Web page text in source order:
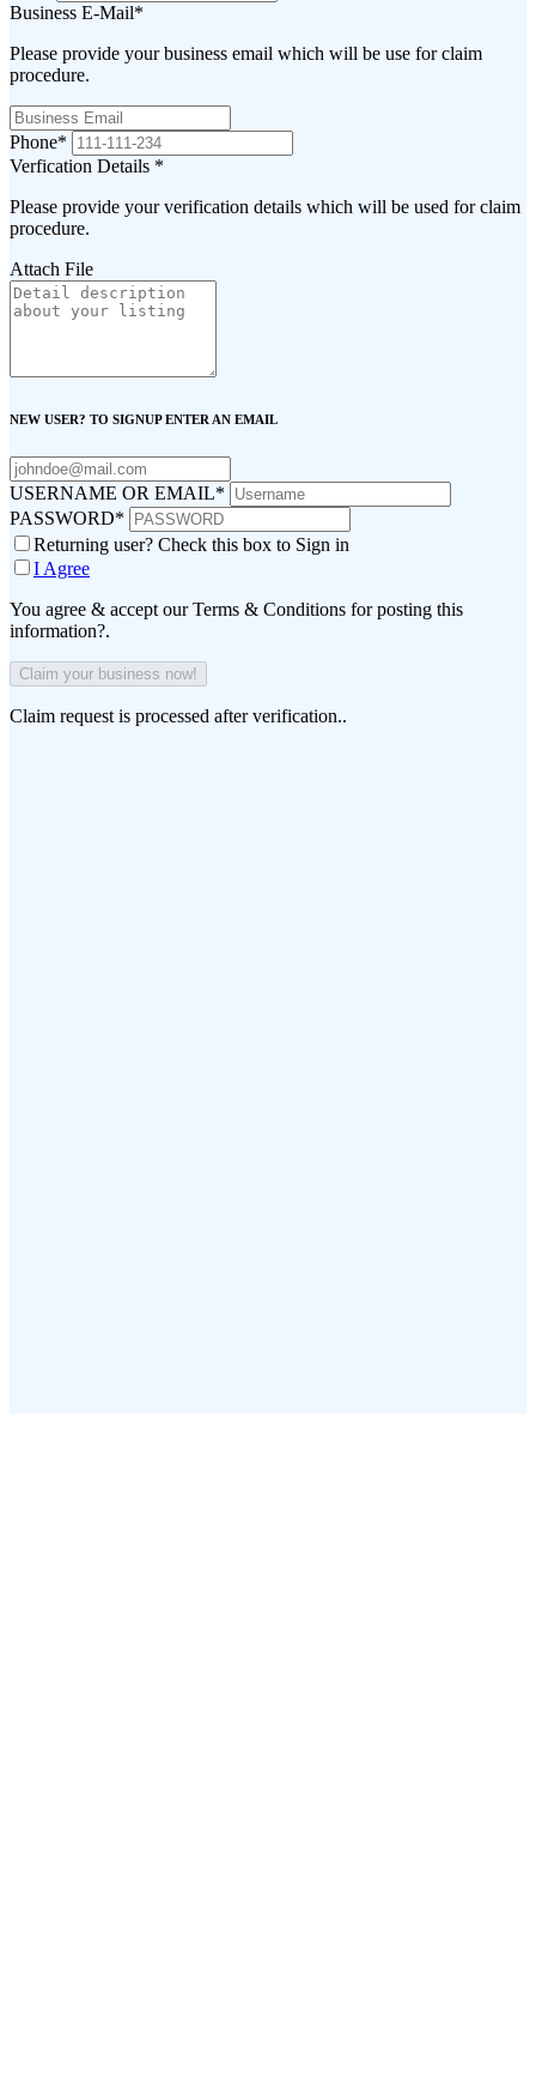
Business E-Mail*
Please provide your business email which will be use for claim
procedure.
Phone*
Verfication Details *
Please provide your verification details which will be used for claim
procedure.
Attach File
NEW USER? TO SIGNUP ENTER AN EMAIL
USERNAME OR EMAIL*
PASSWORD*
Returning user? Check this box to Sign in
I Agree
You agree & accept our Terms & Conditions for posting this
information?.
Claim request is processed after verification..